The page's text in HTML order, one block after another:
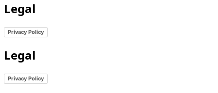
Legal
Privacy Policy
Legal
Privacy Policy